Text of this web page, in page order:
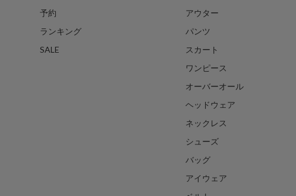
予約
ランキング
SALE
アウター
パンツ
スカート
ワンピース
オーバーオール
ヘッドウェア
ネックレス
シューズ
バッグ
アイウェア